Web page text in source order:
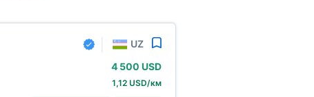
UZ
4 500 USD
1,12 USD/км